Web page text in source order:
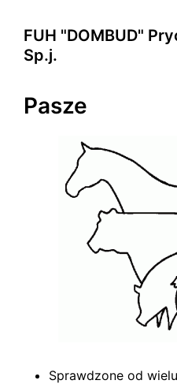
FUH "DOMBUD"
Sp.j.
Pasze
Sprawdzone od